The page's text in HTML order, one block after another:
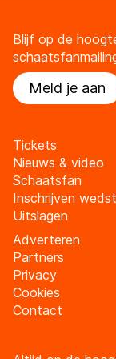
Blijf op de
Meld je aan
Tickets
Nieuws & video
Schaatsfan
Inschrijven
Uitslagen
Adverteren
Partners
Privacy
Cookies
Contact